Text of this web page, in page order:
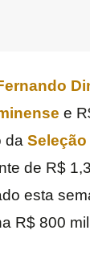
e
da
de R$
esta
R$ 800